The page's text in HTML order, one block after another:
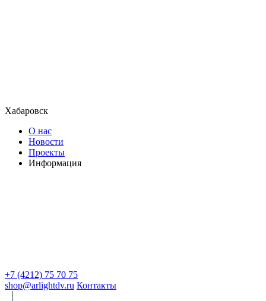
Хабаровск
О нас
Новости
Проекты
Информация
+7 (4212) 75 70 75
shop@arlightdv.ru Контакты